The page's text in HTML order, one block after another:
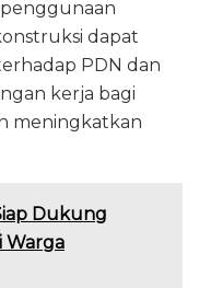
dapat
PDN dan
kerja bagi
meningkatkan
Dukung
Warga